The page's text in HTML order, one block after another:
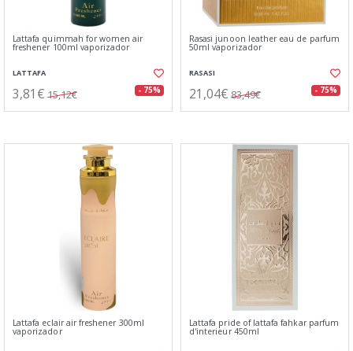
Lattafa quimmah for women air
freshener 100ml vaporizador
LATTAFA
3,81€ 15,12€ - 75%
Rasasi junoon leather eau de parfum
50ml vaporizador
RASASI
21,04€ 83,49€ - 75%
Lattafa eclair air freshener 300ml
vaporizador
Lattafa pride of lattafa fahkar parfum
d'interieur 450ml